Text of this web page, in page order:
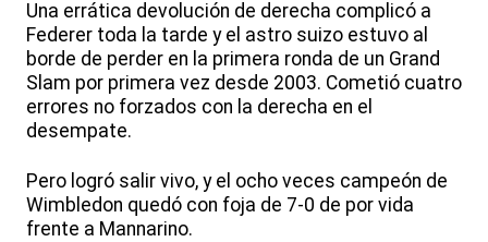
Una errática devolución de derecha complicó a
Federer toda la tarde y el astro suizo estuvo al
borde de perder en la primera ronda de un Grand
Slam por primera vez desde 2003. Cometió cuatro
errores no forzados con la derecha en el
desempate.
Pero logró salir vivo, y el ocho veces campeón de
Wimbledon quedó con foja de 7-0 de por vida
frente a Mannarino.